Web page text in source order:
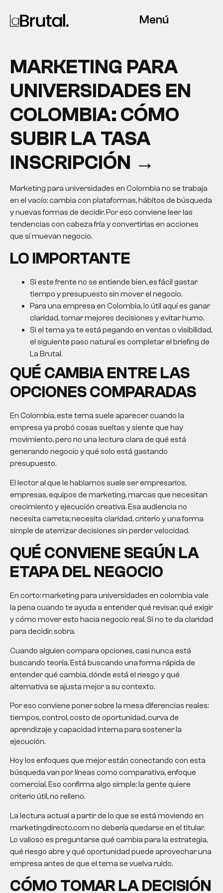
Menú
MARKETING PARA
UNIVERSIDADES EN
COLOMBIA: CÓMO
SUBIR LA TASA
INSCRIPCIÓN →
Marketing para universidades en Colombia no se trabaja
en el vacío: cambia con plataformas, hábitos de búsqueda
y nuevas formas de decidir. Por eso conviene leer las
tendencias con cabeza fría y convertirlas en acciones
que sí muevan negocio.
LO IMPORTANTE
Si este frente no se entiende bien, es fácil gastar
tiempo y presupuesto sin mover el negocio.
Para una empresa en Colombia, lo útil aquí es ganar
claridad, tomar mejores decisiones y evitar humo.
Si el tema ya te está pegando en ventas o visibilidad,
el siguiente paso natural es completar el briefing de
La Brutal.
QUÉ CAMBIA ENTRE LAS
OPCIONES COMPARADAS
En Colombia, este tema suele aparecer cuando la
empresa ya probó cosas sueltas y siente que hay
movimiento, pero no una lectura clara de qué está
generando negocio y qué solo está gastando
presupuesto.
El lector al que le hablamos suele ser empresarios,
empresas, equipos de marketing, marcas que necesitan
crecimiento y ejecución creativa. Esa audiencia no
necesita carreta; necesita claridad, criterio y una forma
simple de aterrizar decisiones sin perder velocidad.
QUÉ CONVIENE SEGÚN LA
ETAPA DEL NEGOCIO
En corto:marketing para universidades en colombia vale
la pena cuando te ayuda a entender qué revisar, qué exigir
y cómo mover esto hacia negocio real. Si no te da claridad
para decidir, sobra.
Cuando alguien compara opciones, casi nunca está
buscando teoría. Está buscando una forma rápida de
entender qué cambia, dónde está el riesgo y qué
alternativa se ajusta mejor a su contexto.
Por eso conviene poner sobre la mesa diferencias reales:
tiempos, control, costo de oportunidad, curva de
aprendizaje y capacidad interna para sostener la
ejecución.
Hoy los enfoques que mejor están conectando con esta
búsqueda van por líneas como comparativa, enfoque
comercial. Eso confirma algo simple: la gente quiere
criterio útil, no relleno.
La lectura actual a partir de lo que se está moviendo en
marketingdirecto.com no debería quedarse en el titular.
Lo valioso es preguntarse qué cambia para la estrategia,
qué riesgo abre y qué oportunidad puede aprovechar una
empresa antes de que el tema se vuelva ruido.
CÓMO TOMAR LA DECISIÓN